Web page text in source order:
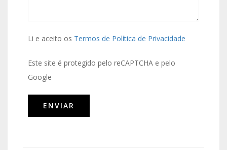
Li e aceito os Termos de Política de Privacidade
Este site é protegido pelo reCAPTCHA e pelo
Google